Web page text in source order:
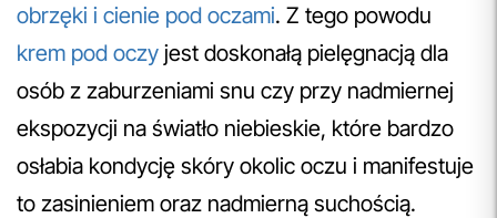
obrzęki i cienie pod oczami. Z tego powodu
krem pod oczy jest doskonałą pielęgnacją dla
osób z zaburzeniami snu czy przy nadmiernej
ekspozycji na światło niebieskie, które bardzo
osłabia kondycję skóry okolic oczu i manifestuje
to zasinieniem oraz nadmierną suchością.